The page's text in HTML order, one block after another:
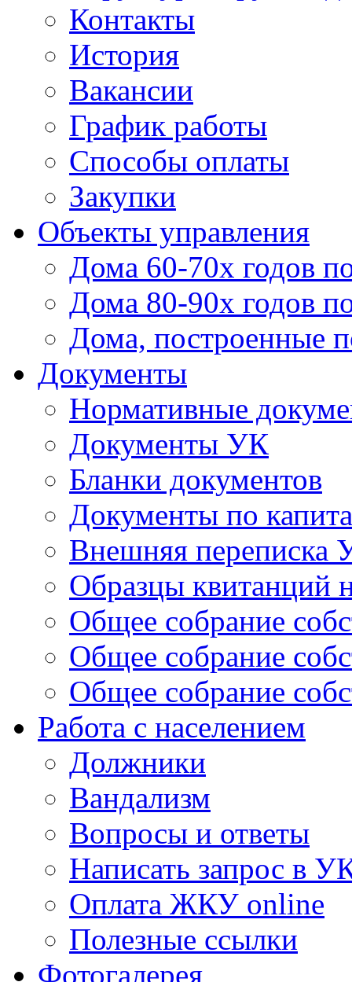
Контакты
История
Вакансии
График работы
Способы оплаты
Закупки
Объекты управления
Дома 60-70х годов
Дома 80-90х годов
Дома, построенные
Документы
Нормативные
Документы УК
Бланки документов
Документы по
Внешняя переписка
Образцы квитанций
Общее собрание
Общее собрание
Общее собрание
Работа с населением
Должники
Вандализм
Вопросы и ответы
Написать запрос в
Оплата ЖКУ online
Полезные ссылки
Фотогалерея